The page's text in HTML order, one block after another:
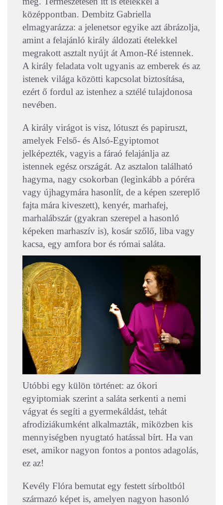
középpontban. Dembitz Gabriella
elmagyarázza: a jelenetsor egyike azt ábrázolja,
amint a felajánló király áldozati ételekkel
megrakott asztalt nyújt át Amon-Ré istennek.
A király feladata volt ugyanis az emberek és az
istenek világa közötti kapcsolat biztosítása,
ezért ő fordul az istenhez a sztélé tulajdonosa
nevében.
A király virágot is visz, lótuszt és papiruszt,
amelyek Felső- és Alsó-Egyiptomot
jelképezték, vagyis a fáraó felajánlja az
istennek egész országát. Az asztalon található
hagyma, nagy csokorban (leginkább a póréra
vagy újhagymára hasonlít, de a képen szereplő
fajta mára kiveszett), kenyér, marhafej,
marhalábszár (gyakran szerepel a hasonló
képeken marhaszív is), kosár szőlő, liba vagy
kacsa, egy amfora bor és római saláta.
Utóbbi egy külön történet: az ókori
egyiptomiak szerint a saláta serkenti a nemi
vágyat és segíti a gyermekáldást, tehát
afrodiziákumként alkalmazták, miközben kis
mennyiségben nyugtató hatással bírt. Ha van
eset, amikor nagyon fontos a pontos adagolás,
ez az!
Kevély Flóra bemutat egy festett sírboltból
származó képet is, amelyen nagyon hasonló